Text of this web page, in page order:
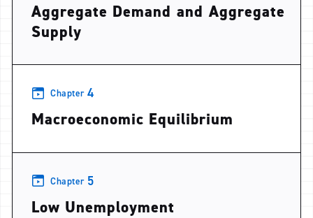
Aggregate Demand and Aggregate
Supply
Chapter 4
Macroeconomic Equilibrium
Chapter 5
Low Unemployment